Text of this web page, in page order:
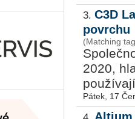
3. C3D
povrchu
(Matching
2020,
Pátek, 17